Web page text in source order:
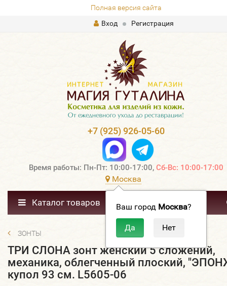
Полная версия сайта
Вход
Регистрация
+7 (925) 926-05-60
Время работы: Пн-Пт: 10:00-17:00, Сб-Вс: 10:00-17:00
Москва
Ваш город Москва?
Каталог товаров
ЗОНТЫ
ТРИ СЛОНА зонт женский 5 сложений,
механика, облегченный плоский,
купол 93 см. L5605-06